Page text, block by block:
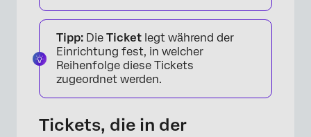
Tipp: Die Ticket legt während der
Einrichtung fest, in welcher
Reihenfolge diese Tickets
zugeordnet werden.
Tickets, die in der